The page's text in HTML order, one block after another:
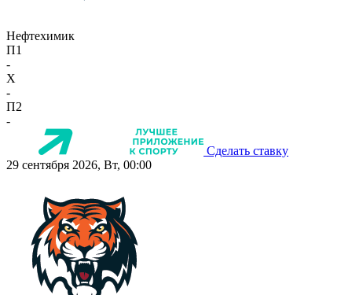
Нефтехимик
П1
-
X
-
П2
-
Сделать ставку
29 сентября 2026, Вт, 00:00